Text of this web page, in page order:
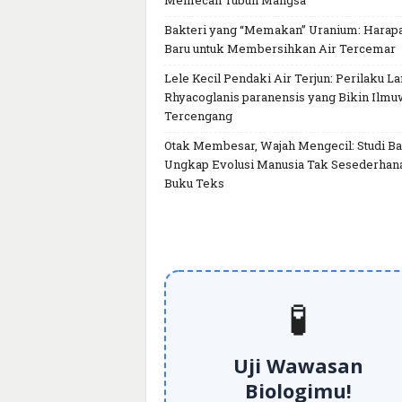
Bakteri yang “Memakan” Uranium:
Baru untuk Membersihkan Air Tercemar
Lele Kecil Pendaki Air Terjun: Perilaku
Rhyacoglanis paranensis yang Bikin
Tercengang
Otak Membesar, Wajah Mengecil: Studi
Ungkap Evolusi Manusia Tak
Buku Teks
🧪
Uji Wawasan
Biologimu!